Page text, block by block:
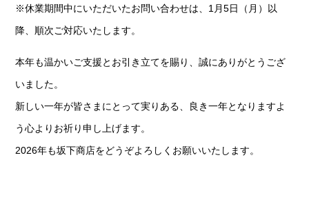
※休業期間中にいただいたお問い合わせは、1月5日（月）以
降、順次ご対応いたします。
本年も温かいご支援とお引き立てを賜り、誠にありがとうござ
いました。
新しい一年が皆さまにとって実りある、良き一年となりますよ
う心よりお祈り申し上げます。
2026年も坂下商店をどうぞよろしくお願いいたします。